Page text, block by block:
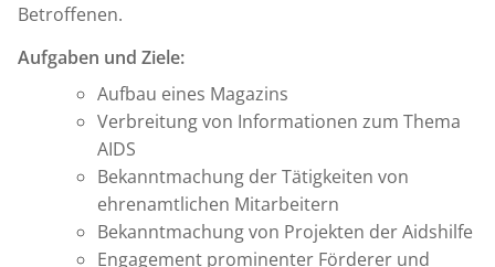
Betroffenen.
Aufgaben und Ziele:
Aufbau eines Magazins
Verbreitung von Informationen zum Thema
AIDS
Bekanntmachung der Tätigkeiten von
ehrenamtlichen Mitarbeitern
Bekanntmachung von Projekten der Aidshilfe
Engagement prominenter Förderer und